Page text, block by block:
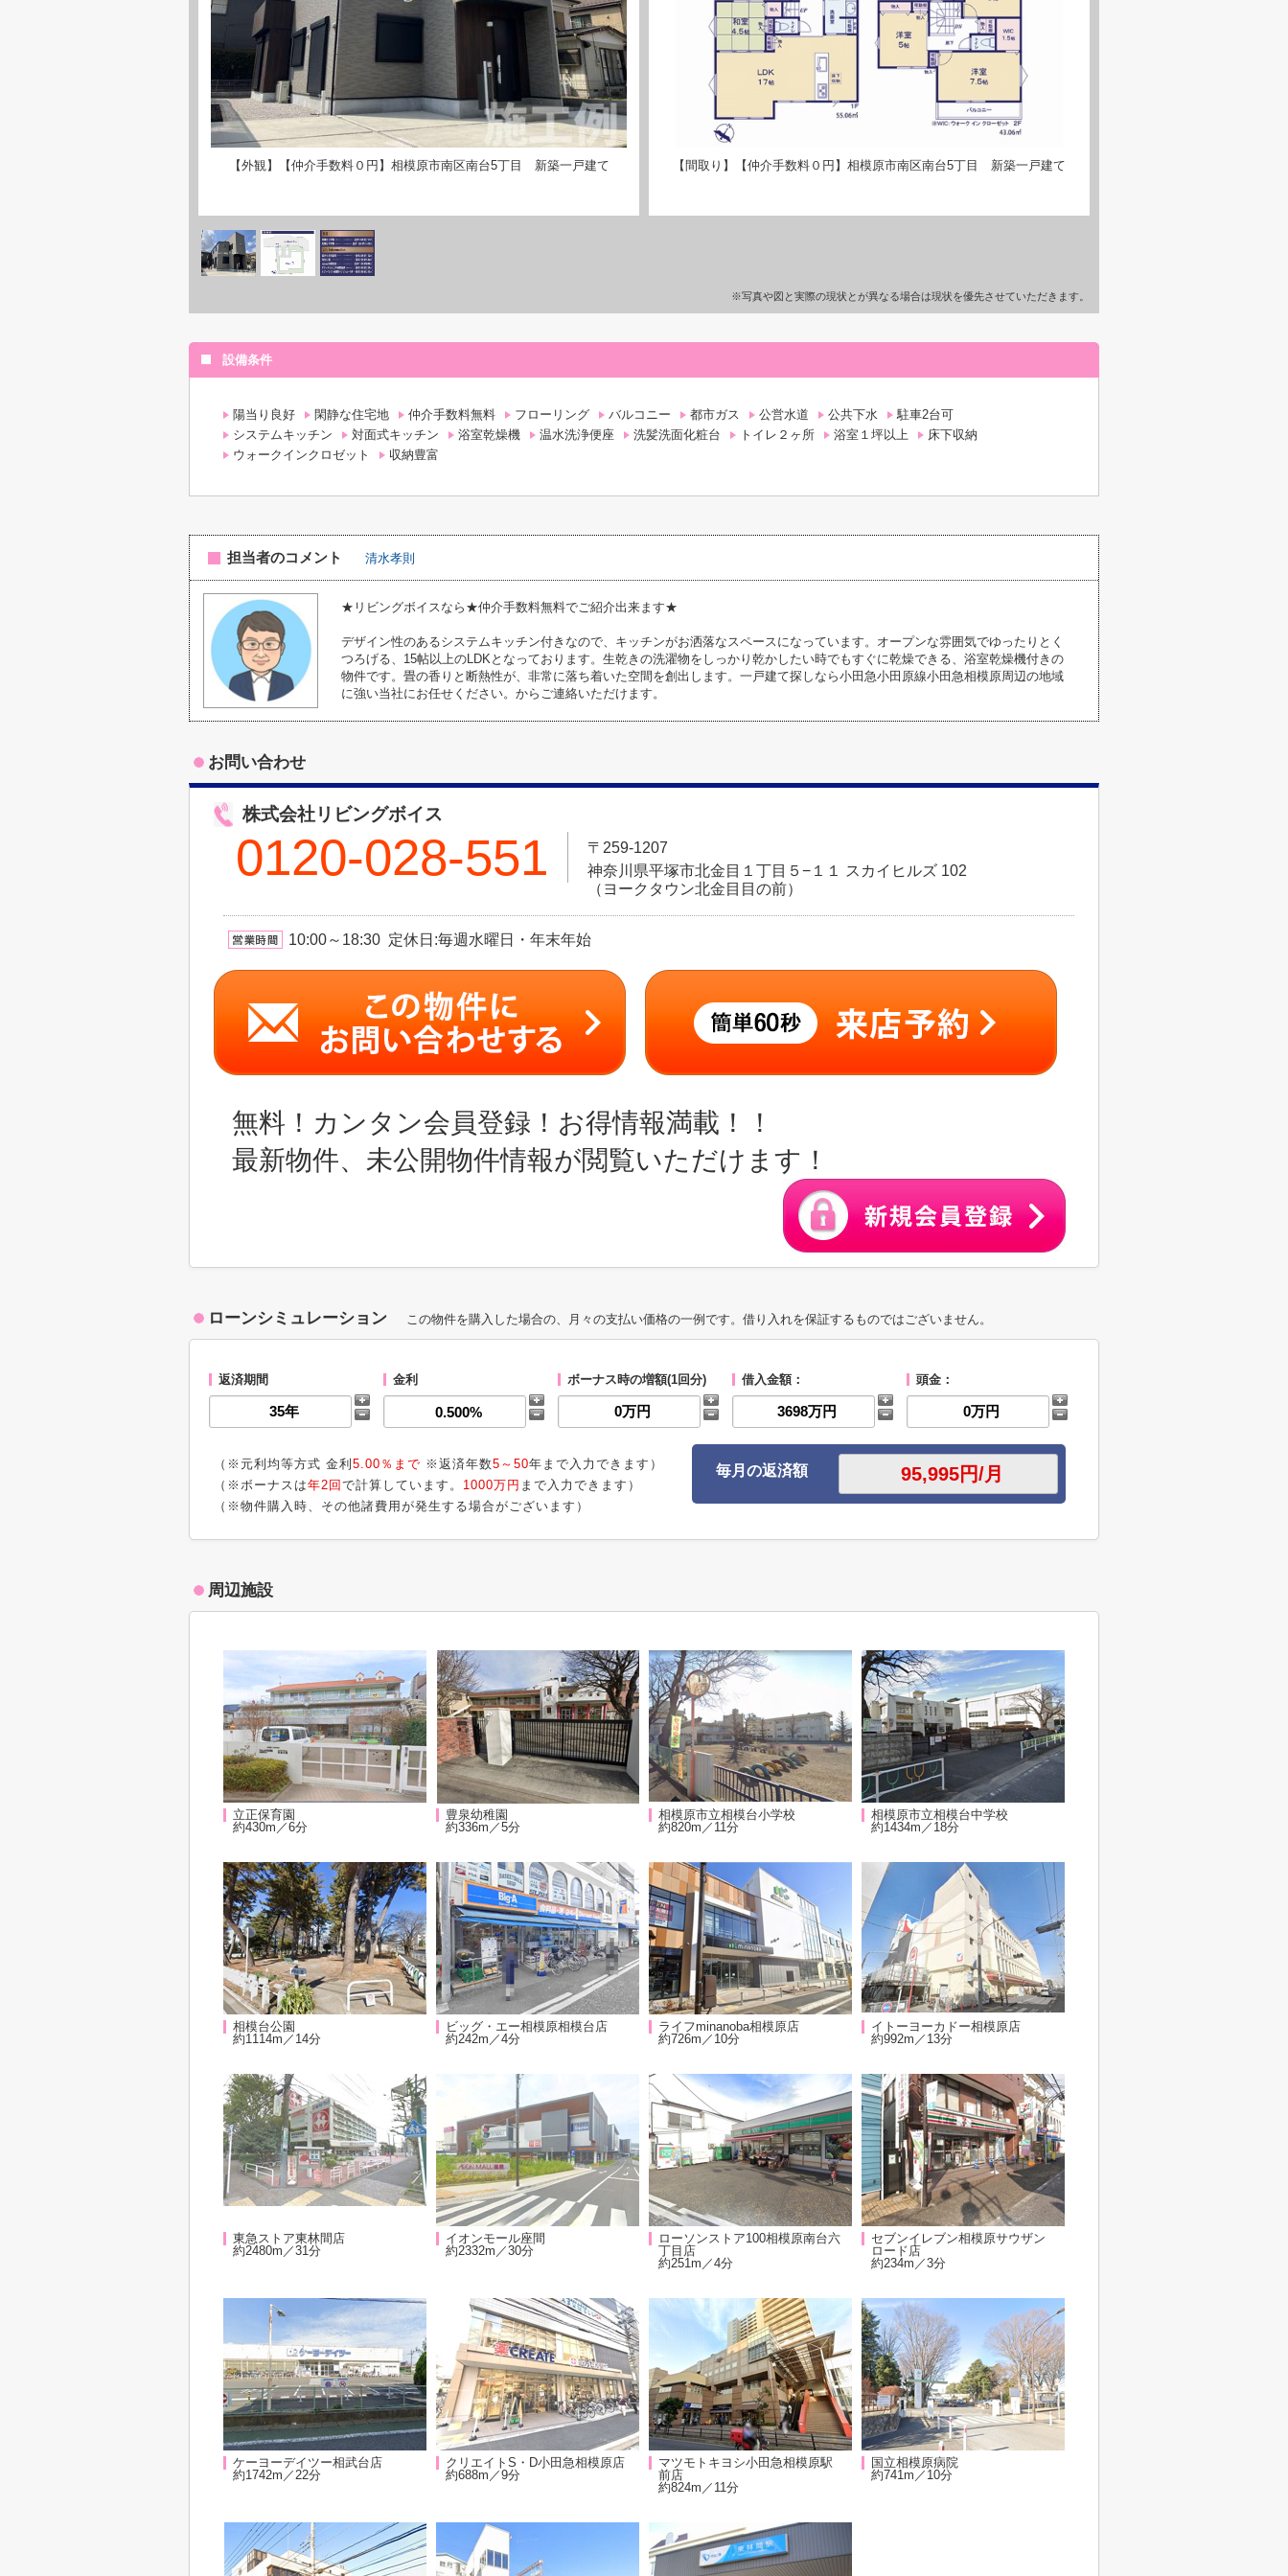
【外観】【仲介手数料０円】相模原市南区南台5丁目 新築一戸建て 【間取り】【仲介手数料０円】相模原市南区南台5丁目 新築一戸建て
※写真や図と実際の現状とが異なる場合は現状を優先させていただきます。
設備条件
陽当り良好 閑静な住宅地 仲介手数料無料 フローリング バルコニー 都市ガス 公営水道 公共下水
駐車2台可
システムキッチン
対面式キッチン 浴室乾燥機 温水洗浄便座 洗髪洗面化粧台 トイレ２ヶ所 浴室１坪以上
床下収納
ウォークインクロゼット
収納豊富
担当者のコメント 清水孝則
★リビングボイスなら★仲介手数料無料でご紹介出来ます★
デザイン性のあるシステムキッチン付きなので、キッチンがお洒落なスペースになっています。オープンな雰囲気でゆったりとく
つろげる、15帖以上のLDKとなっております。生乾きの洗濯物をしっかり乾かしたい時でもすぐに乾燥できる、浴室乾燥機付きの
物件です。畳の香りと断熱性が、非常に落ち着いた空間を創出します。一戸建て探しなら小田急小田原線小田急相模原周辺の地域
に強い当社にお任せください。 からご連絡いただけます。
お問い合わせ
株式会社リビングボイス
0120-028-551
〒259-1207
神奈川県平塚市北金目１丁目５−１１ スカイヒルズ 102
（ヨークタウン北金目目の前）
10:00～18:30 定休日:毎週水曜日・年末年始
無料！カンタン会員登録！お得情報満載！！
最新物件、未公開物件情報が閲覧いただけます！
ローンシミュレーション この物件を購入した場合の、月々の支払い価格の一例です。借り入れを保証するものではございません。
返済期間 金利 ボーナス時の増額(1回分) 借入金額： 頭金：
（※元利均等方式 金利 5.00％まで ※返済年数5～50年まで入力できます）
（※ボーナスは年2回 で計算しています。 1000万円 まで入力できます）
（※物件購入時、その他諸費用が発生する場合がございます）
毎月の返済額
周辺施設
立正保育園
約430m／6分
豊泉幼稚園
約336m／5分
相模原市立相模台小学校
約820m／11分
相模原市立相模台中学校
約1434m／18分
相模台公園
約1114m／14分
ビッグ・エー相模原相模台店
約242m／4分
ライフminanoba相模原店
約726m／10分
イトーヨーカドー相模原店
約992m／13分
東急ストア東林間店
約2480m／31分
イオンモール座間
約2332m／30分
ローソンストア100相模原南台六
丁目店
約251m／4分
セブンイレブン相模原サウザン
ロード店
約234m／3分
ケーヨーデイツー相武台店
約1742m／22分
クリエイトS・D小田急相模原店
約688m／9分
マツモトキヨシ小田急相模原駅
前店
約824m／11分
国立相模原病院
約741m／10分